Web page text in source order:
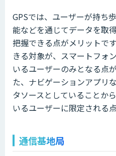
GPSでは、ユーザーが持ち
能などを通じてデータを取
把握できる点がメリットで
きる対象が、スマートフォ
いるユーザーのみとなる点
た、ナビゲーションアプリ
タソースとしていることか
いるユーザーに限定される
通信基地局